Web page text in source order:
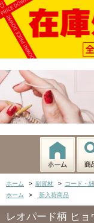
ホーム > 副資材 > コード・紐
ホーム
> 新入荷商品
レオパード柄 ヒ